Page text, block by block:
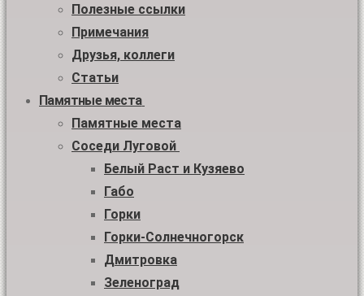
Полезные ссылки
Примечания
Друзья, коллеги
Статьи
Памятные места
Памятные места
Соседи Луговой
Белый Раст и Кузяево
Габо
Горки
Горки-Солнечногорск
Дмитровка
Зеленоград